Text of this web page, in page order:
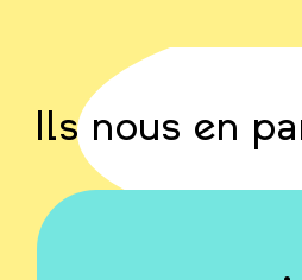
Ils nous en